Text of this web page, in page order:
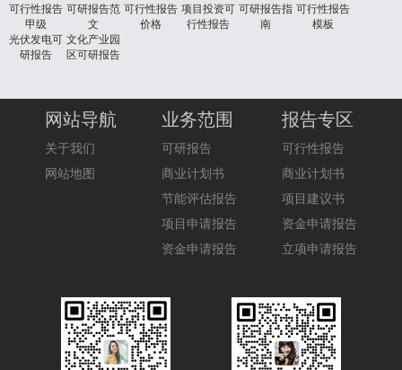
可行性报告
甲级
可研报告范
文
可行性报告
价格
项目投资可
行性报告
可研报告指
南
可行性报告
模板
光伏发电可
研报告
文化产业园
区可研报告
网站导航
关于我们
网站地图
业务范围
可研报告
商业计划书
节能评估报告
项目申请报告
资金申请报告
报告专区
可行性报告
商业计划书
项目建议书
资金申请报告
立项申请报告